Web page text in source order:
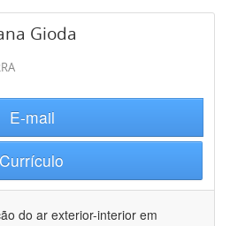
Gioda
E-mail
Currículo
do ar exterior-interior em